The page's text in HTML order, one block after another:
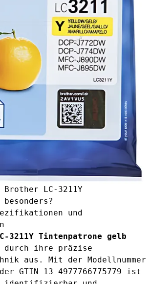
Brother LC-3211Y
und
3211Y Tintenpatrone gelb
durch ihre präzise
aus. Mit der Modellnummer
GTIN-13 4977766775779 ist